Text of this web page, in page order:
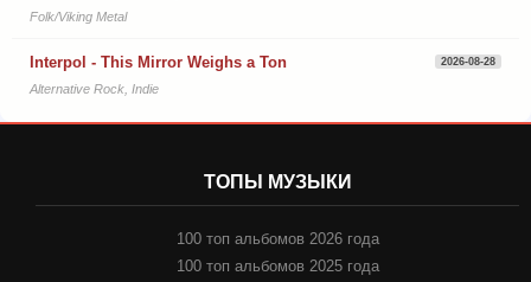
Folk/Viking Metal
Interpol - This Mirror Weighs a Ton 2026-08-28
Alternative Rock, Indie
ТОПЫ МУЗЫКИ
100 топ альбомов 2026 года
100 топ альбомов 2025 года